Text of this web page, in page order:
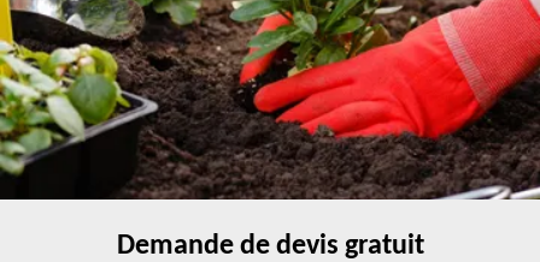
Demande de devis gratuit